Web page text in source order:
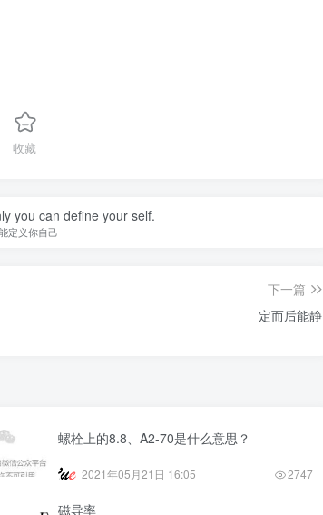
收藏
you can define your self.
定义你自己
下一篇
定而后能静
螺栓上的8.8、A2-70是什么意思？
2021年05月21日 16:05 2747
磁导率